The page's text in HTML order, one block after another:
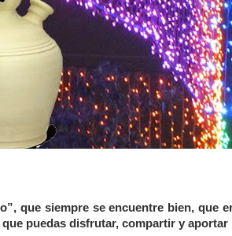
que siempre se encuentre bien, que
que puedas disfrutar, compartir y